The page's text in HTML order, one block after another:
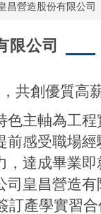
昌營造股份有限公司
限公司
共創優質高
色主軸為工程
前感受職場經
，達成畢業
司皇昌營造有
訂產學實習合